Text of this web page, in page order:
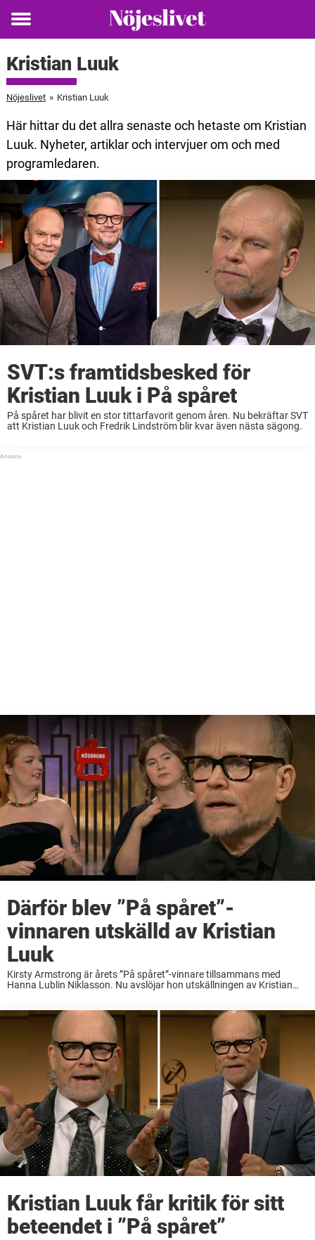
Toggle
Kristian Luuk
Nöjeslivet » Kristian Luuk
Här hittar du det allra senaste och hetaste om Kristian
Luuk. Nyheter, artiklar och intervjuer om och med
programledaren.
SVT:s framtidsbesked för
Kristian Luuk i På spåret
På spåret har blivit en stor tittarfavorit genom åren. Nu bekräftar SVT
att Kristian Luuk och Fredrik Lindström blir kvar även nästa sägong.
Därför blev ”På spåret”-
vinnaren utskälld av Kristian
Luuk
Kirsty Armstrong är årets ”På spåret”-vinnare tillsammans med
Hanna Lublin Niklasson. Nu avslöjar hon utskällningen av Kristian
Kristian Luuk får kritik för sitt
beteendet i ”På spåret”